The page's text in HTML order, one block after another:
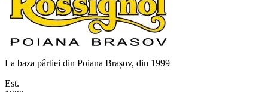
La baza pârtiei din Poiana Brașov, din 1999
Est.